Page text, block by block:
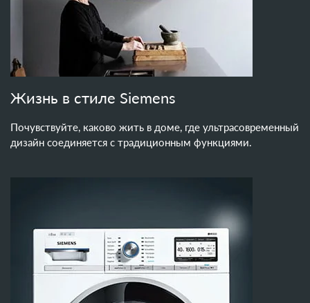
Жизнь в стиле Siemens
Почувствуйте, каково жить в доме, где ультрасовременный
дизайн соединяется с традиционным функциями.